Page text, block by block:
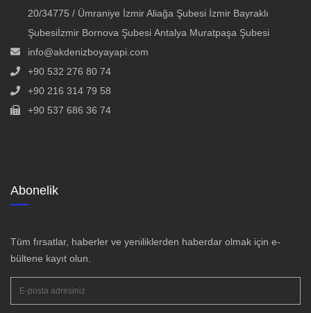
20/34775 / Ümraniye İzmir Aliağa Şubesi İzmir Bayraklı
Şubesiİzmir Bornova Şubesi Antalya Muratpaşa Şubesi
info@akdenizboyayapi.com
+90 532 276 80 74
+90 216 314 79 58
+90 537 686 36 74
Abonelik
Tüm fırsatlar, haberler ve yeniliklerden haberdar olmak için e-
bültene kayıt olun.